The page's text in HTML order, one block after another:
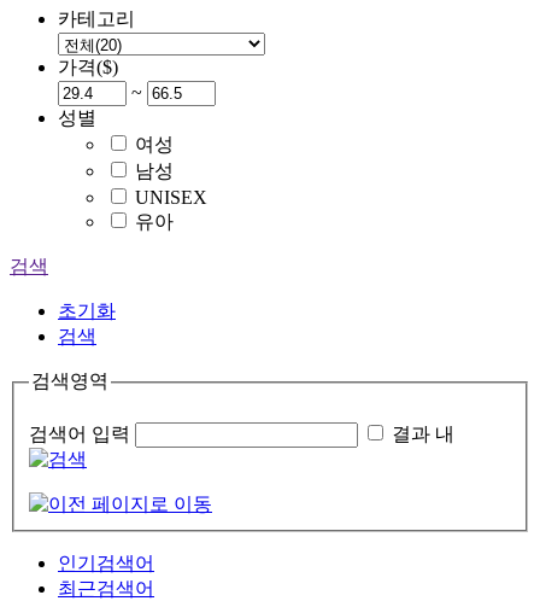
카테고리
가격($)
~
성별
여성
남성
UNISEX
유아
검색
초기화
검색
검색영역
검색어 입력 결과 내
인기검색어
최근검색어